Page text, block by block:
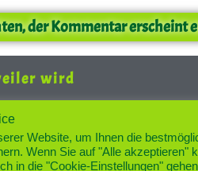
der Kommentar erscheint
wird
Website, um Ihnen die
Wenn Sie auf "Alle
in die "Cookie-Einstellungen"